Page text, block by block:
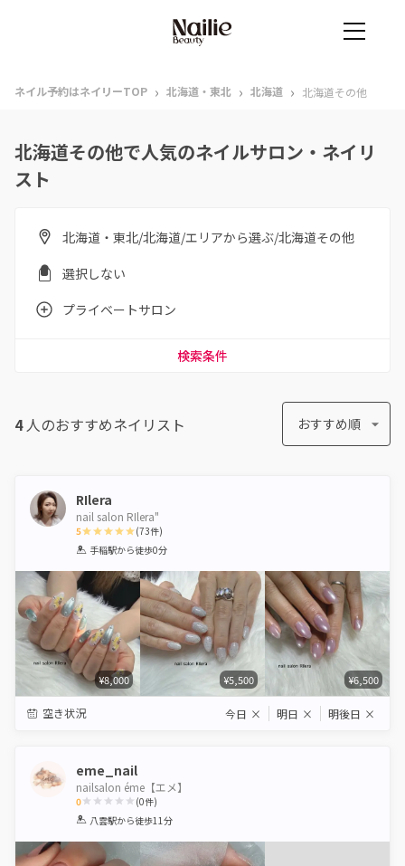
ネイル予約はネイリーTOP › 北海道・東北 › 北海道 › 北海道その他
北海道その他で人気のネイルサロン・ネイリ
スト
北海道・東北/北海道/エリアから選ぶ/北海道その他
選択しない
プライベートサロン
検索条件
4人のおすすめネイリスト おすすめ順
RIlera
nail salon RIlera"
5
1 2 3 4 5
(73件)
手稲駅から徒歩0分
¥8,000 ¥5,500 ¥6,500
空き状況 今日 × 明日 × 明後日 ×
eme_nail
nailsalon éme【エメ】
0
1 2 3 4 5
(0件)
八雲駅から徒歩11分